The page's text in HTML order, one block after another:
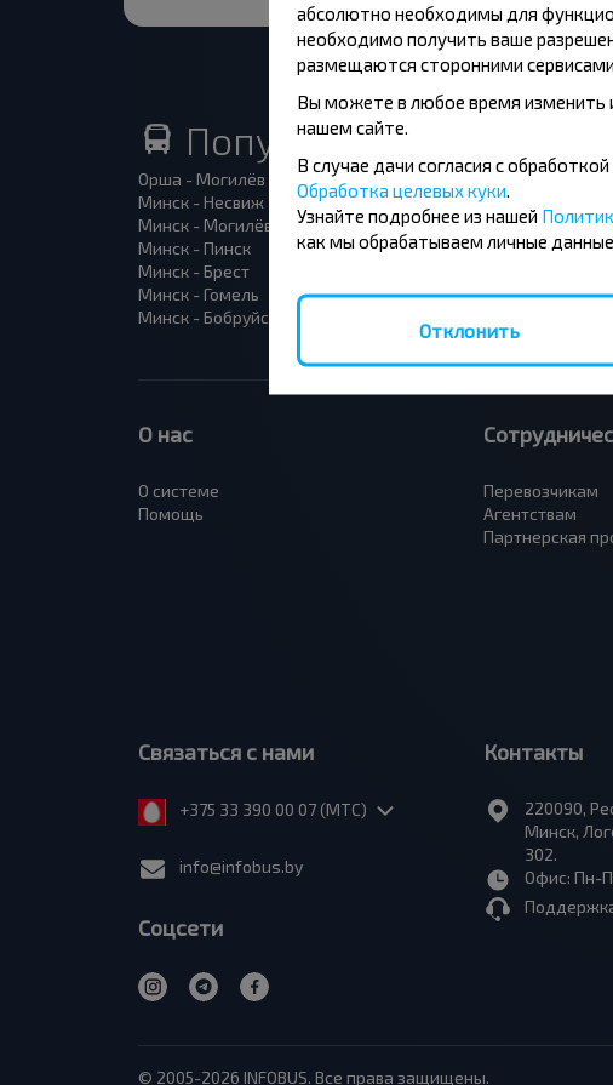
Популярные
Орша - Могилёв
Минск - Несвиж
Минск - Могилёв
Минск - Пинск
Минск - Брест
Минск - Гомель
Минск - Бобруйск
Минск -
Гомель - Минск
Брест -
Брест -
Варшава -
О нас
О системе
Помощь
Перевозчикам
Агентствам
Партнерская
Связаться с нами
+375 33 390 00 07 (МТС)
info@infobus.by
Соцсети
Контакты
220090,
Минск,
302.
Офис: Пн-
© 2005-2026 INFOBUS. Все права защищены.
абсолютно необходимы для
необходимо получить ваше
размещаются сторонними
Вы можете в любое время изменить
нашем сайте.
В случае дачи согласия с
Обработка целевых куки
Узнайте подробнее из нашей
как мы обрабатываем личные данные.
Отклонить